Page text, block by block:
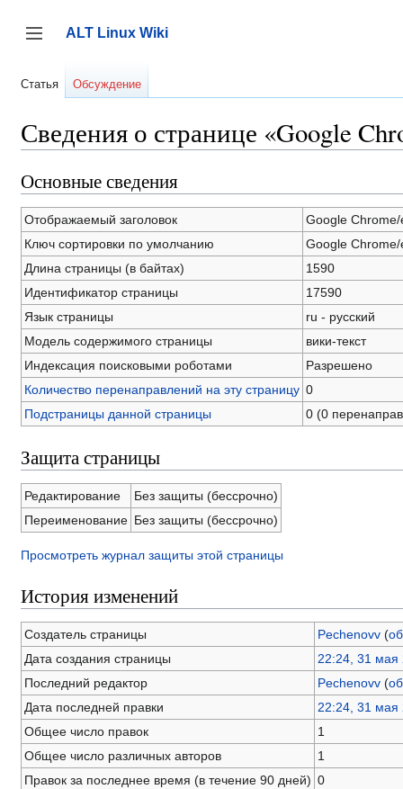
содержанию
Переключить боковую панель
ALT Linux Wiki
Статья Обсуждение
Сведения о странице «Google
Основные сведения
Отображаемый заголовок
Google
Ключ сортировки по умолчанию
Google
Длина страницы (в байтах)
1590
Идентификатор страницы
17590
Язык страницы
ru - русский
Модель содержимого страницы
вики-текст
Индексация поисковыми роботами
Разрешено
Количество перенаправлений на эту страницу 0
Подстраницы данной страницы
0 (0
Защита страницы
Редактирование
Без защиты (бессрочно)
Переименование Без защиты (бессрочно)
Просмотреть журнал защиты этой страницы
История изменений
Создатель страницы Pechenovv (
Дата создания страницы
22:24, 31 мая
Последний редактор
Pechenovv (
Дата последней правки
22:24, 31 мая
Общее число правок
1
Общее число различных авторов
1
Правок за последнее время (в течение 90 дней) 0